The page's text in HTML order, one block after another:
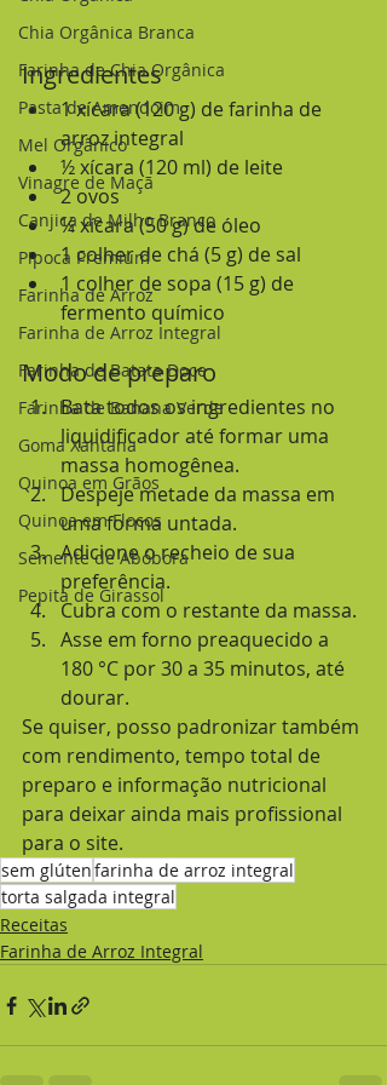
Chia Orgânica Branca
Farinha de Chia Orgânica
Pasta de Amendoim
Mel Orgânico
Vinagre de Maçã
Canjica de Milho Branco
Pipoca Premium
Farinha de Arroz
Farinha de Arroz Integral
Farinha de Batata Doce
Farinha de Banana Verde
Goma Xantana
Quinoa em Grãos
Quinoa em Flocos
Semente de Abóbora
Pepita de Girassol
Ingredientes
1 xícara (120 g) de farinha de
arroz integral
½ xícara (120 ml) de leite
2 ovos
¼ xícara (50 g) de óleo
1 colher de chá (5 g) de sal
1 colher de sopa (15 g) de
fermento químico
Modo de preparo
Bata todos os ingredientes no
liquidificador até formar uma
massa homogênea.
Despeje metade da massa em
uma forma untada.
Adicione o recheio de sua
preferência.
Cubra com o restante da massa.
Asse em forno preaquecido a
180 °C por 30 a 35 minutos, até
dourar.
Se quiser, posso padronizar também
com rendimento, tempo total de
preparo e informação nutricional
para deixar ainda mais profissional
para o site.
sem glútenfarinha de arroz integral
torta salgada integral
Receitas
Farinha de Arroz Integral